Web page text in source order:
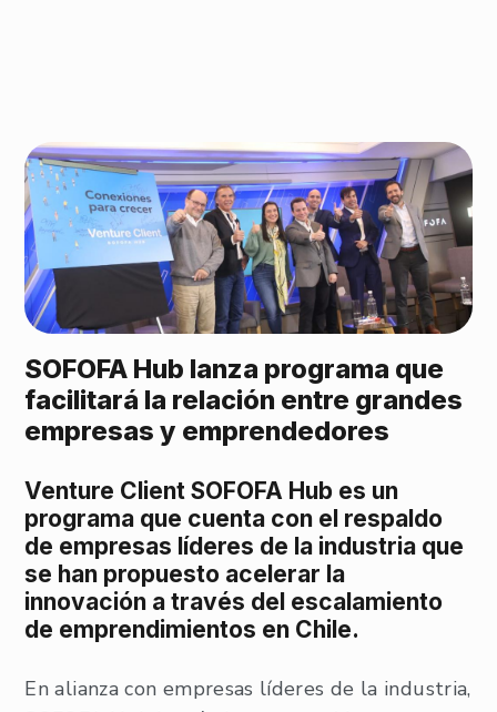
SOFOFA Hub lanza programa que
facilitará la relación entre grandes
empresas y emprendedores
Venture ClientSOFOFA Hub es un
programa que cuenta con el respaldo
de empresas líderes de la industria que
se han propuesto acelerar la
innovación a través del escalamiento
de emprendimientos en Chile.
En alianza con empresas líderes de la industria,